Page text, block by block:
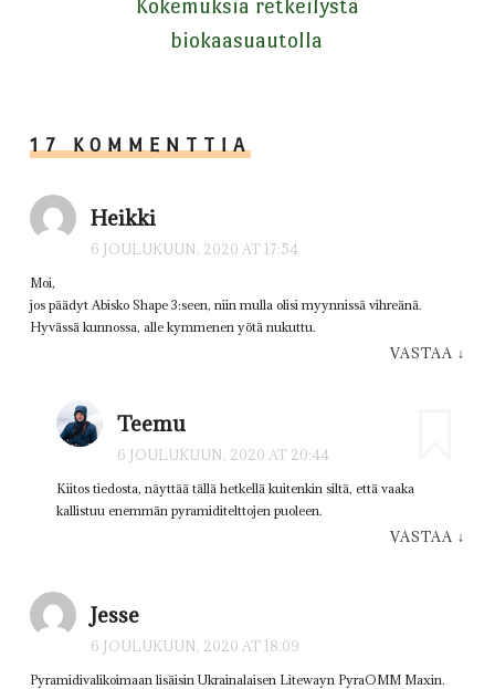
Kokemuksia retkeilystä
biokaasuautolla
17 KOMMENTTIA
Heikki
6 JOULUKUUN, 2020 AT 17:54
Moi,
jos päädyt Abisko Shape 3:seen, niin mulla olisi myynnissä vihreänä.
Hyvässä kunnossa, alle kymmenen yötä nukuttu.
VASTAA ↓
Teemu
6 JOULUKUUN, 2020 AT 20:44
Kiitos tiedosta, näyttää tällä hetkellä kuitenkin siltä, että vaaka
kallistuu enemmän pyramiditelttojen puoleen.
VASTAA ↓
Jesse
6 JOULUKUUN, 2020 AT 18:09
Pyramidivalikoimaan lisäisin Ukrainalaisen Litewayn PyraOMM Maxin.